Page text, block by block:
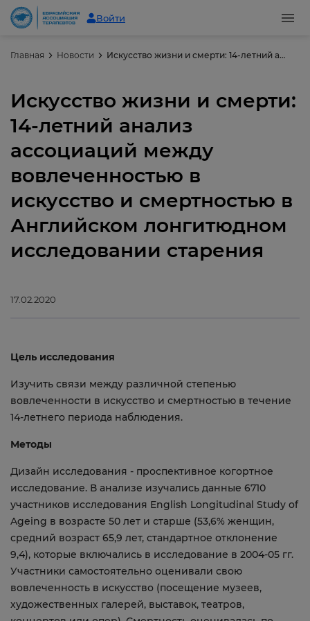
Войти
Главная Новости Искусство жизни и смерти: 14-летний анализ ассоциаций между вовлеченностью в искусство и смертностью в Английском лонгитюдном исследовании старения
Искусство жизни и смерти:
14-летний анализ
ассоциаций между
вовлеченностью в
искусство и смертностью в
Английском лонгитюдном
исследовании старения
17.02.2020
Цель исследования
Изучить связи между различной степенью
вовлеченности в искусство и смертностью в течение
14-летнего периода наблюдения.
Методы
Дизайн исследования - проспективное когортное
исследование. В анализе изучались данные 6710
участников исследования English Longitudinal Study of
Ageing в возрасте 50 лет и старше (53,6% женщин,
средний возраст 65,9 лет, стандартное отклонение
9,4), которые включались в исследование в 2004-05 гг.
Участники самостоятельно оценивали свою
вовлеченность в искусство (посещение музеев,
художественных галерей, выставок, театров,